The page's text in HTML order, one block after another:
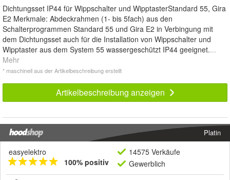
Dichtungsset IP44 für Wippschalter und WipptasterStandard 55, Gira
E2 Merkmale: Abdeckrahmen (1- bis 5fach) aus den
Schalterprogrammen Standard 55 und Gira E2 in Verbingung mit
dem Dichtungsset auch für die Installation von Wippschalter und
Wipptaster aus dem System 55 wassergeschützt IP44 geeignet....
Mehr
* maschinell aus der Artikelbeschreibung erstellt
Artikelbeschreibung anzeigen
Platin
easyelektro
100% positiv
14575 Verkäufe
Gewerblich